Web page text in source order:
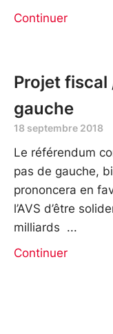
Continuer
Projet fiscal
gauche
18 septembre 2018
Le référendum
pas de gauche,
prononcera en
l’AVS d’être
milliards
Continuer